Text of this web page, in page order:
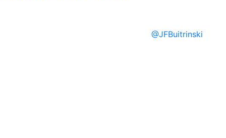
@JFBuitrinski